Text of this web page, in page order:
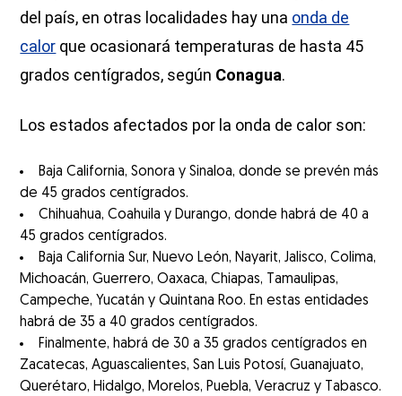
del país, en otras localidades hay una onda de
calor que ocasionará temperaturas de hasta 45
grados centígrados, según Conagua.
Los estados afectados por la onda de calor son:
Baja California, Sonora y Sinaloa, donde se prevén más
de 45 grados centígrados.
Chihuahua, Coahuila y Durango, donde habrá de 40 a
45 grados centígrados.
Baja California Sur, Nuevo León, Nayarit, Jalisco, Colima,
Michoacán, Guerrero, Oaxaca, Chiapas, Tamaulipas,
Campeche, Yucatán y Quintana Roo. En estas entidades
habrá de 35 a 40 grados centígrados.
Finalmente, habrá de 30 a 35 grados centígrados en
Zacatecas, Aguascalientes, San Luis Potosí, Guanajuato,
Querétaro, Hidalgo, Morelos, Puebla, Veracruz y Tabasco.